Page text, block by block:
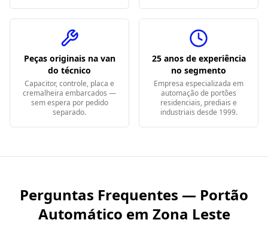
Peças originais na van
do técnico
Capacitor, controle, placa e
cremalheira embarcados —
sem espera por pedido
separado.
25 anos de experiência
no segmento
Empresa especializada em
automação de portões
residenciais, prediais e
industriais desde 1999.
Perguntas Frequentes — Portão
Automático em Zona Leste